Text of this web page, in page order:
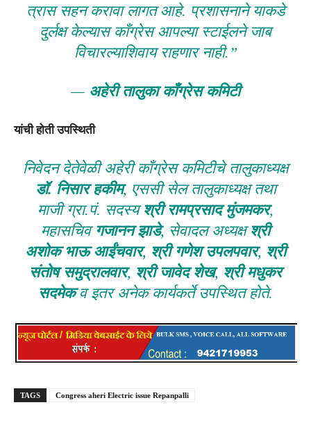
त्रास सहन करावा लागत आहे. प्रशासनाने याकडे
दुर्लक्ष केल्यास काँग्रेस आपल्या स्टाईलने जाब
विचारल्याशिवाय राहणार नाही.”
— अहेरी तालुका काँग्रेस कमिटी
यांची होती उपस्थिती
निवेदन देतेवेळी अहेरी काँग्रेस कमिटीचे तालुकाध्यक्ष
डॉ. निसार हकीम, एससी सेल तालुकाध्यक्ष तथा
माजी ग्रा.पं. सदस्यश्री रामप्रसाद मुंजमकर,
महासचिवगजानन झाडे, सेवादल अध्यक्षश्री
अशोक भाऊ आईंचवार, श्री गणेश उपलपवार, श्री
संतोष समुद्रालवार, श्री जावेद शेख, श्री मधुकर
सदमेकव इतर अनेक कार्यकर्ते उपस्थित होते.
TAGS Congress aheri Electric issue Repanpalli